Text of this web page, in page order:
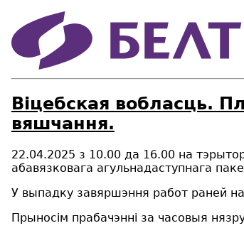
Віцебская вобласць.
вяшчання.
22.04.2025 з 10.00 да 16.00 на
абавязковага агульнадаступнага
У выпадку завяршэння работ раней
Прыносім прабачэнні за часовыя